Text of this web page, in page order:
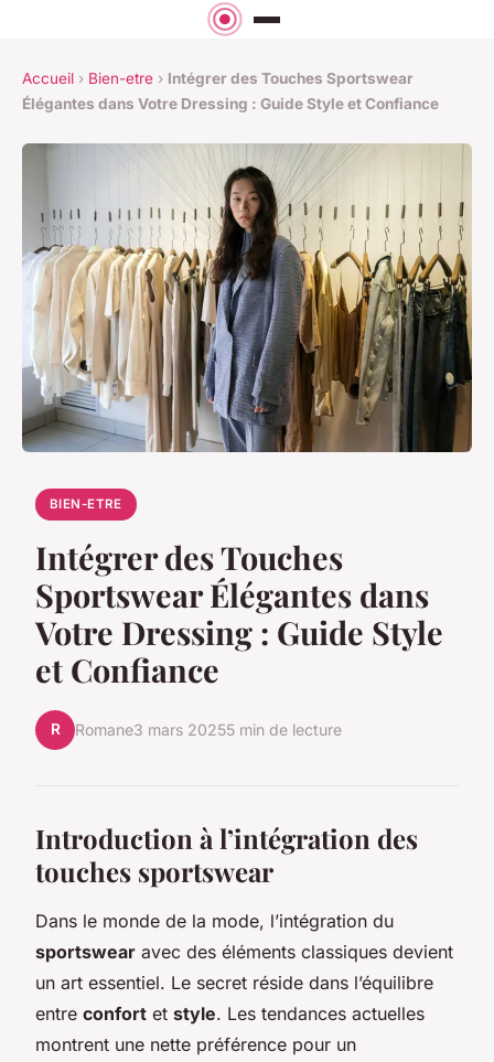
Accueil › Bien-etre › Intégrer des Touches Sportswear
Élégantes dans Votre Dressing : Guide Style et Confiance
BIEN-ETRE
Intégrer des Touches
Sportswear Élégantes dans
Votre Dressing : Guide Style
et Confiance
R Romane3 mars 20255 min de lecture
Introduction à l’intégration des
touches sportswear
Dans le monde de la mode, l’intégration du
sportswear avec des éléments classiques devient
un art essentiel. Le secret réside dans l’équilibre
entre confort et style. Les tendances actuelles
montrent une nette préférence pour un